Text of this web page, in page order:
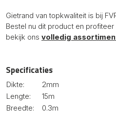
Gietrand van topkwaliteit is bij
Bestel nu dit product en
bekijk ons volledig
Specificaties
Dikte:
2mm
Lengte:
15m
Breedte:
0.3m